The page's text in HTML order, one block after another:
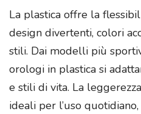
La plastica offre la
design divertenti, colori
stili. Dai modelli più
orologi in plastica si
e stili di vita. La
ideali per l’uso